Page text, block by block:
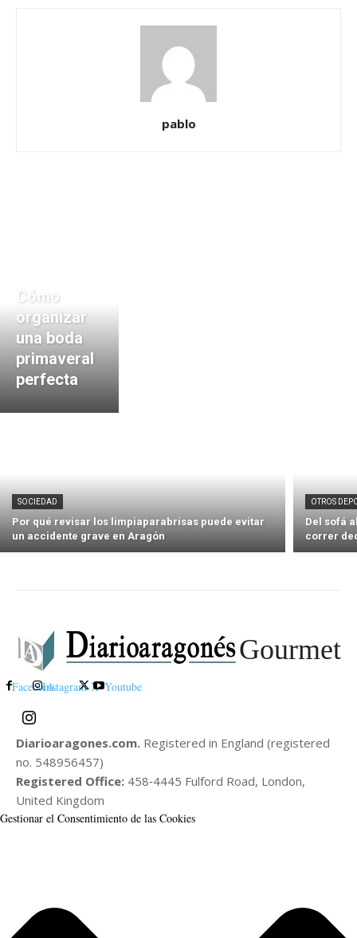
pablo
Cómo
organizar
una boda
primaveral
perfecta
SOCIEDAD
Por qué revisar los limpiaparabrisas puede evitar
un accidente grave en Aragón
OTROS
Del sofá
correr
Gourmet
FacebookInstagram X Youtube
Diarioaragones.com. Registered in England (registered
no. 548956457)
Registered Office: 458‑4445 Fulford Road, London,
United Kingdom
Gestionar el Consentimiento de las Cookies